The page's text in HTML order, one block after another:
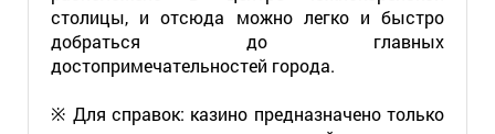
столицы, и отсюда можно легко и быстро
добраться до главных
достопримечательностей города.
※ Для справок: казино предназначено только